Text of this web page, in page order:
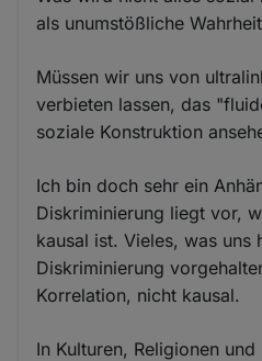
als unumstößliche
Müssen wir uns von
verbieten lassen, das
soziale Konstruktion
Ich bin doch sehr ein
Diskriminierung liegt vor,
kausal ist. Vieles, was uns
Diskriminierung
Korrelation, nicht kausal.
In Kulturen, Religionen